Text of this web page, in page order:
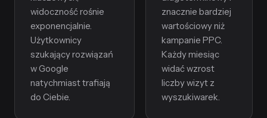
widoczność rośnie
exponencjalnie.
Użytkownicy
szukający rozwiązań
w Google
natychmiast trafiają
do Ciebie.
znacznie bardziej
wartościowy niż
kampanie PPC.
Każdy miesiąc
widać wzrost
liczby wizyt z
wyszukiwarek.